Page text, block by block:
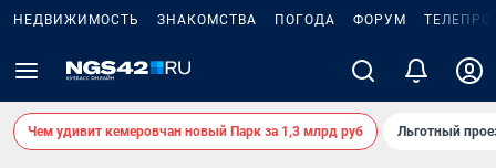
НЕДВИЖИМОСТЬ ЗНАКОМСТВА ПОГОДА ФОРУМ
Чем удивит кемеровчан новый Парк за 1,3 млрд руб Льготный